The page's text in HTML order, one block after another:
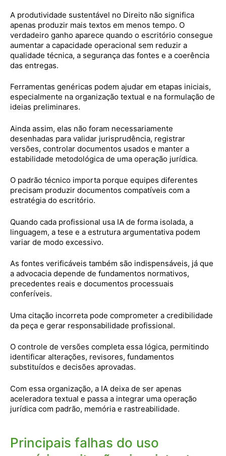
A produtividade sustentável no Direito não significa
apenas produzir mais textos em menos tempo. O
verdadeiro ganho aparece quando o escritório consegue
aumentar a capacidade operacional sem reduzir a
qualidade técnica, a segurança das fontes e a coerência
das entregas.
Ferramentas genéricas podem ajudar em etapas iniciais,
especialmente na organização textual e na formulação de
ideias preliminares.
Ainda assim, elas não foram necessariamente
desenhadas para validar jurisprudência, registrar
versões, controlar documentos usados e manter a
estabilidade metodológica de uma operação jurídica.
O padrão técnico importa porque equipes diferentes
precisam produzir documentos compatíveis com a
estratégia do escritório.
Quando cada profissional usa IA de forma isolada, a
linguagem, a tese e a estrutura argumentativa podem
variar de modo excessivo.
As fontes verificáveis também são indispensáveis, já que
a advocacia depende de fundamentos normativos,
precedentes reais e documentos processuais
conferíveis.
Uma citação incorreta pode comprometer a credibilidade
da peça e gerar responsabilidade profissional.
O controle de versões completa essa lógica, permitindo
identificar alterações, revisores, fundamentos
substituídos e decisões aprovadas.
Com essa organização, a IA deixa de ser apenas
aceleradora textual e passa a integrar uma operação
jurídica com padrão, memória e rastreabilidade.
Principais falhas do uso